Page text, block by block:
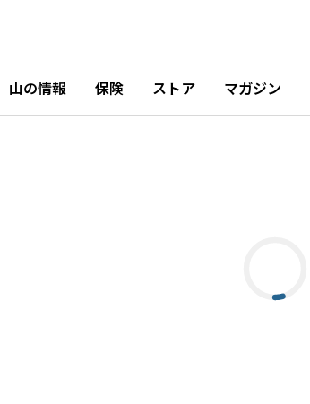
山の情報 保険 ストア マガジン